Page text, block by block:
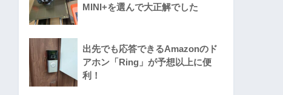
MINI+を選んで大正解でした
出先でも応答できるAmazonのド
アホン「Ring」が予想以上に便
利！